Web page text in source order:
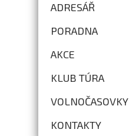
ADRESÁŘ
PORADNA
AKCE
KLUB TÚRA
VOLNOČASOVKY
KONTAKTY